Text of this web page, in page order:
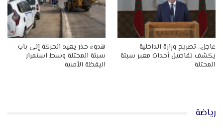
عاجل.. تصريح وزارة الداخلية
يكشف تفاصيل أحداث معبر سبتة
المحتلة
هدوء حذر يعيد الحركة إلى باب
سبتة المحتلة وسط استمرار
اليقظة الأمنية
رياضة